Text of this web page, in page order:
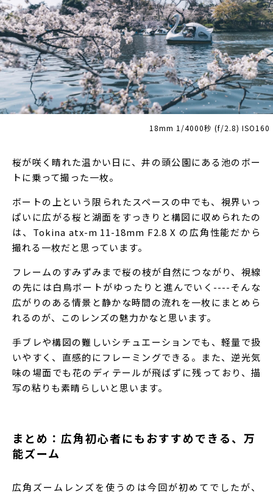
18mm 1/4000秒 (f/2.8) ISO160
桜が咲く晴れた温かい日に、井の頭公園にある池のボー
トに乗って撮った一枚。
ボートの上という限られたスペースの中でも、視界いっ
ぱいに広がる桜と湖面をすっきりと構図に収められたの
は、Tokina atx-m 11-18mm F2.8 X の広角性能だから
撮れる一枚だと思っています。
フレームのすみずみまで桜の枝が自然につながり、視線
の先には白鳥ボートがゆったりと進んでいく----そんな
広がりのある情景と静かな時間の流れを一枚にまとめら
れるのが、このレンズの魅力かなと思います。
手ブレや構図の難しいシチュエーションでも、軽量で扱
いやすく、直感的にフレーミングできる。また、逆光気
味の場面でも花のディテールが飛ばずに残っており、描
写の粘りも素晴らしいと思います。
まとめ：広角初心者にもおすすめできる、万
能ズーム
広角ズームレンズを使うのは今回が初めてでしたが、